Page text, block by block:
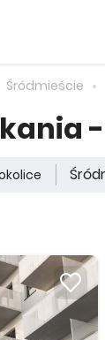
Śródmieście